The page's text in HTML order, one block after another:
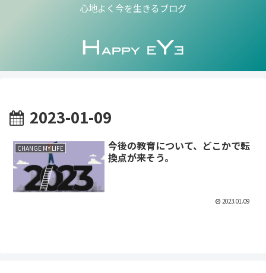
心地よく今を生きるブログ
2023-01-09
CHANGE MY LIFE
今後の教育について、どこかで転
換点が来そう。
2023.01.09